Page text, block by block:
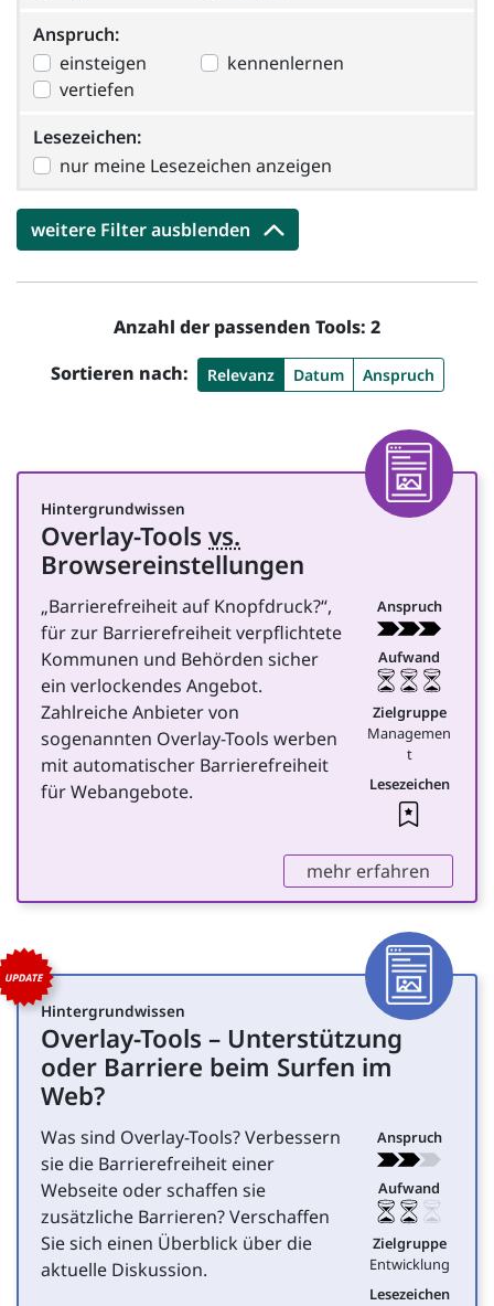
Anspruch
Anspruch:
einsteigen
kennenlernen
vertiefen
Lesezeichen:
Lesezeichen:
nur meine Lesezeichen anzeigen
weitere Filter ausblenden
Anzahl der passenden Tools: 2
Sortieren nach:
Relevanz Datum Anspruch
Toolliste überspringen
Tools zur Umsetzung
Hintergrundwissen
für Management
Overlay-Tools vs.
Browsereinstellungen
Artikel
„Barrierefreiheit auf Knopfdruck?“,
für zur Barrierefreiheit verpflichtete
Kommunen und Behörden sicher
ein verlockendes Angebot.
Zahlreiche Anbieter von
sogenannten Overlay-Tools werben
mit automatischer Barrierefreiheit
für Webangebote.
Anspruch
Aufwand
Zielgruppe
Managemen
t
Lesezeichen
,mehr erfahren
Hintergrundwissen
für Entwicklung
Overlay-Tools – Unterstützung
oder Barriere beim Surfen im
Web?
Artikel
Was sind Overlay-Tools? Verbessern
sie die Barrierefreiheit einer
Webseite oder schaffen sie
zusätzliche Barrieren? Verschaffen
Sie sich einen Überblick über die
aktuelle Diskussion.
Anspruch
Aufwand
Zielgruppe
Entwicklung
Lesezeichen